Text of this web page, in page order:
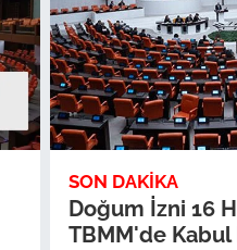
SON DAKIKA
Doğum İzni 16
TBMM'de Kabul